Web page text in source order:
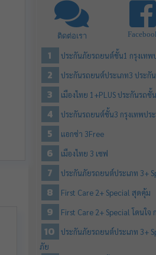
ติดต่อเรา
ประกันภัยรถยนต์ชั้น1 กรุงเทพ
ประกันรถยนต์ประเภท3 ประกั
เมืองไทย 1+PLUS ประกันรถชั้
ประกันรถยนต์ชั้น3 กรุงเทพปร
แอกซ่า 3Free
เมืองไทย 3 เซฟ
ประกันภัยรถยนต์ประเภท 3+
First Care 2+ Special สุดคุ้ม
First Care 2+ Special โดนใจ
ประกันภัยรถยนต์ประเภท 3+
ภัย